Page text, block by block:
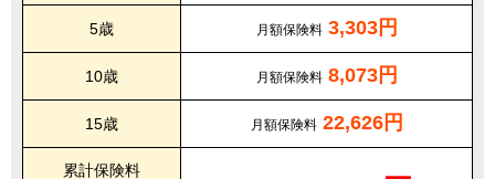
5歳 月額保険料 3,303円
10歳 月額保険料 8,073円
15歳 月額保険料 22,626円
累計保険料